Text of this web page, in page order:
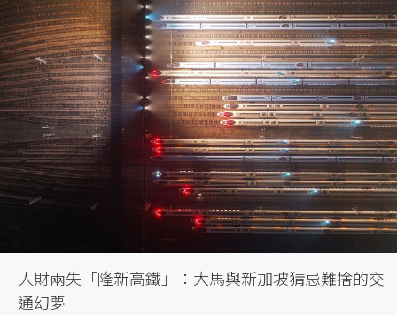
人財兩失「隆新高鐵」：大馬與新加坡猜忌難捨的交
通幻夢